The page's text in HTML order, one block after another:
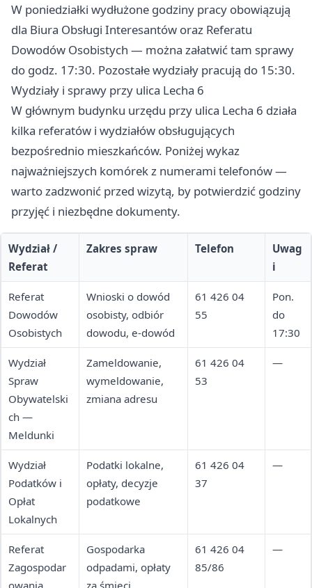
W poniedziałki wydłużone godziny pracy obowiązują
dla Biura Obsługi Interesantów oraz Referatu
Dowodów Osobistych — można załatwić tam sprawy
do godz. 17:30. Pozostałe wydziały pracują do 15:30.
Wydziały i sprawy przy ulica Lecha 6
W głównym budynku urzędu przy ulica Lecha 6 działa
kilka referatów i wydziałów obsługujących
bezpośrednio mieszkańców. Poniżej wykaz
najważniejszych komórek z numerami telefonów —
warto zadzwonić przed wizytą, by potwierdzić godziny
przyjęć i niezbędne dokumenty.
Wydział /
Referat
Zakres spraw Telefon
Uwag
i
Referat
Dowodów
Osobistych
Wnioski o dowód
osobisty, odbiór
dowodu, e-dowód
61 426 04
55
Pon.
do
17:30
Wydział
Spraw
Obywatelski
ch —
Meldunki
Zameldowanie,
wymeldowanie,
zmiana adresu
61 426 04
53
—
Wydział
Podatków i
Opłat
Lokalnych
Podatki lokalne,
opłaty, decyzje
podatkowe
61 426 04
37
—
Referat
Zagospodar
Gospodarka
odpadami, opłaty
61 426 04
85/86
—